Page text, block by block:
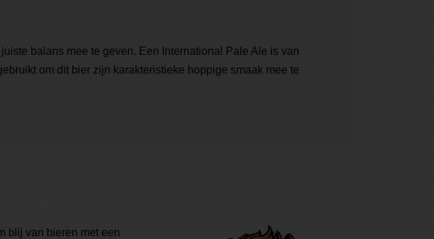
balans mee te geven. Een International Pale Ale is van
om dit bier zijn karakteristieke hoppige smaak mee te
blij van bieren met een